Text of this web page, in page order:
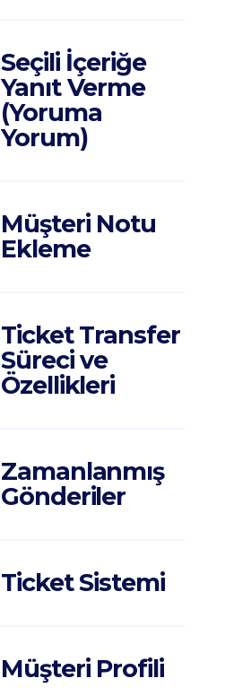
Seçili İçeriğe
Yanıt Verme
(Yoruma
Yorum)
Müşteri Notu
Ekleme
Ticket Transfer
Süreci ve
Özellikleri
Zamanlanmış
Gönderiler
Ticket Sistemi
Müşteri Profili